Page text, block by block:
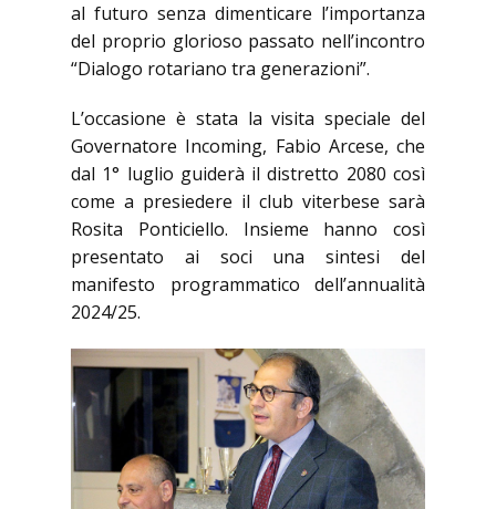
al futuro senza dimenticare l’importanza
del proprio glorioso passato nell’incontro
“Dialogo rotariano tra generazioni”.
L’occasione è stata la visita speciale del
Governatore Incoming, Fabio Arcese, che
dal 1° luglio guiderà il distretto 2080 così
come a presiedere il club viterbese sarà
Rosita Ponticiello. Insieme hanno così
presentato ai soci una sintesi del
manifesto programmatico dell’annualità
2024/25.